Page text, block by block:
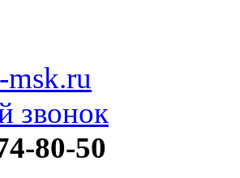
msk.ru
звонок
80-50